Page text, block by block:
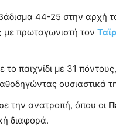
44-25 στην αρχή
με πρωταγωνιστή τον
το παιχνίδι με 31
ουσιαστικά
την ανατροπή, όπου οι
διαφορά.